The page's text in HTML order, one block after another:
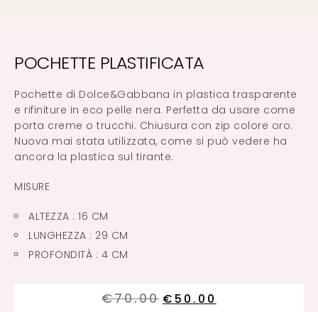
POCHETTE PLASTIFICATA
Pochette di Dolce&Gabbana in plastica trasparente
e rifiniture in eco pelle nera. Perfetta da usare come
porta creme o trucchi. Chiusura con zip colore oro.
Nuova mai stata utilizzata, come si può vedere ha
ancora la plastica sul tirante.
MISURE
ALTEZZA : 16 CM
LUNGHEZZA : 29 CM
PROFONDITÀ : 4 CM
€70.00 € 50.00